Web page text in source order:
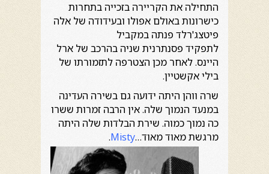
התחילה את הקריירה בזכייה בתחרות
כישרונות באולם אפולו ובעידודה של אלה
פיטצג'רלד פנתה במקביל
לתפקיד פסנתרנית שניה בהרכב של ארל
היינס. לאחר מכן הצטרפה לתזמורתו של
בילי אקשטיין.
שרה ווהן היתה ידועה גם בשירה העדינה
במנעד הנמוך שלה. אין הרבה זמרות ששרו
כה נמוך כמוה. שירת הבלדות שלה היתה
מרגשת מאוד מאוד…Misty
.